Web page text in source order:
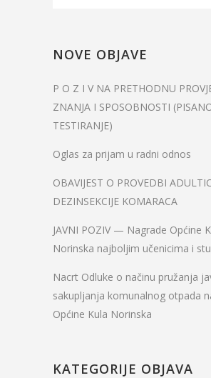
NOVE OBJAVE
P O Z I V NA PRETHODNU
ZNANJA I SPOSOBNOSTI
TESTIRANJE)
Oglas za prijam u radni odnos
OBAVIJEST O PROVEDBI
DEZINSEKCIJE KOMARACA
JAVNI POZIV — Nagrade Općine
Norinska najboljim učenicima i
Nacrt Odluke o načinu pružanja
sakupljanja komunalnog otpada
Općine Kula Norinska
KATEGORIJE OBJAVA